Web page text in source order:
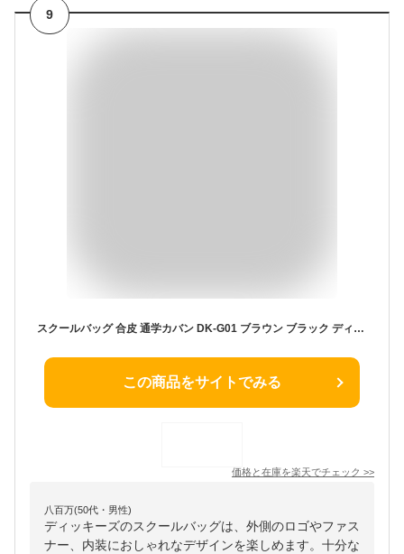
9
スクールバッグ 合皮 通学カバン DK-G01 ブラウン ブラック ディッキーズ（Dickies）(スクールバック/合皮/スクバ/バッグ/スクール/男子/メンズ/女子/レディース/ブランド/人気/通学/カバン/リュック/中学生/高校生/学生/入学/定番/黒/茶)(店頭受取対応商品)
この商品をサイトでみる
価格と在庫を楽天でチェック >>
八百万(50代・男性)
ディッキーズのスクールバッグは、外側のロゴやファス
ナー、内装におしゃれなデザインを楽しめます。十分な